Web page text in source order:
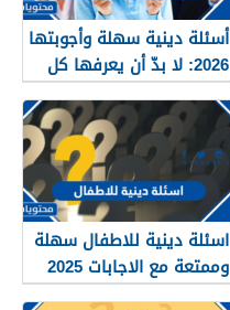
أسئلة دينية سهلة وأجوبتها
2026: لا بدّ أن يعرفها كل
مسلم
اسئلة دينية للاطفال سهلة
وممتعة مع الاجابات 2025